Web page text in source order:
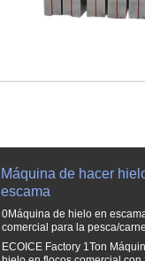
Máquina de hacer
escama
0Máquina de hielo en
comercial para la pesca/
ECOICE Factory 1Ton